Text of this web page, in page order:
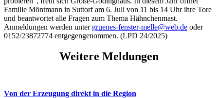
Familie Möntmann in Suttorf am 6. Juli von 11 bis 14 Uhr ihre Tore
und beantwortet alle Fragen zum Thema Hähnchenmast.
Anmeldungen werden unter gruenes-fenster-melle@web.de oder
0152/23872774 entgegengenommen. (LPD 24/2025)
Weitere Meldungen
Von der Erzeugung direkt in die Region